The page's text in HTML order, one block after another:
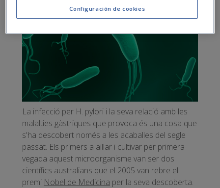
La infecció per H. pylori i la seva relació amb les
malalties gàstriques que provoca és una cosa que
s'ha descobert només a les acaballes del segle
passat. Els primers a aïllar i cultivar per primera
vegada aquest microorganisme van ser dos
científics australians que el 2005 van rebre el
premi Nobel de Medicina per la seva descoberta.
Configuración de cookies